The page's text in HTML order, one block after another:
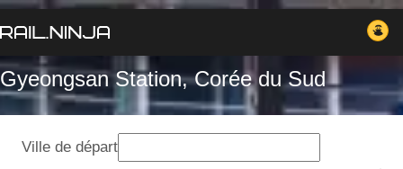
Gyeongsan Station, Corée du Sud
Ville de départ